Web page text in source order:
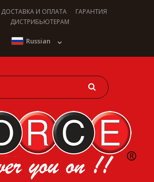
ДОСТАВКА И ОПЛАТА
ГАРАНТИЯ
ДИСТРИБЬЮТЕРАМ
Russian